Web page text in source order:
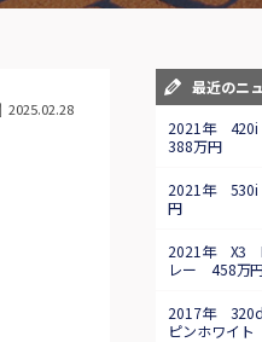
2025.02.28
最近のニ
2021年
388万円
2021年
円
2021年 X3
レー 458万
2017年
ピンホワイ